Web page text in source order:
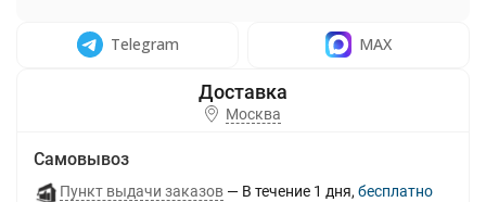
Telegram MAX
Москва
Самовывоз
Пункт выдачи заказов В течение 1 дня Бесплатно